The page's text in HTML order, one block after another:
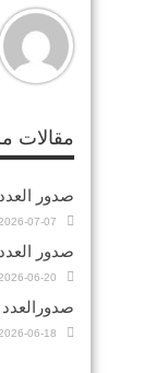
مقالات
صدور العدد الجديد
07-07
صدور العدد 657 خاص بميلاد الحزب
06-20
صدورالعدد 101 من جريدة التقدمي
06-18